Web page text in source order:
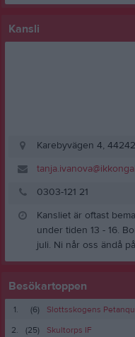
Kansli
Karebyvägen 4,
0303-121 21
Kansliet är oftast
under tiden 13 - 16.
juli. Ni når oss ändå
Besökartoppen
1. (6)
Slottsskogens
2.
(25)
Skultorps IF